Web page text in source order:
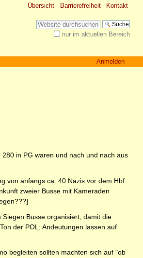
Übersicht Barrierefreiheit Kontakt
Website durchsuchen
nur im aktuellen Bereich
Anmelden
in PG waren und nach und nach aus
von anfangs ca. 40 Nazis vor dem Hbf
zweier Busse mit Kameraden
Busse organisiert, damit die
der POL; Andeutungen lassen auf
begleiten sollten machten sich auf "ob